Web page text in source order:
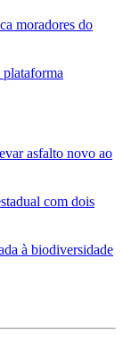
moradores do
plataforma
asfalto novo ao
com dois
à biodiversidade